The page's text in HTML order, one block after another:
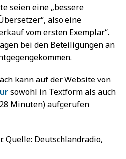
seien eine „bessere
also eine
vom ersten Exemplar“.
bei den Beteiligungen an
kann auf der Website von
sowohl in Textform als auch
Minuten) aufgerufen
Quelle: Deutschlandradio,